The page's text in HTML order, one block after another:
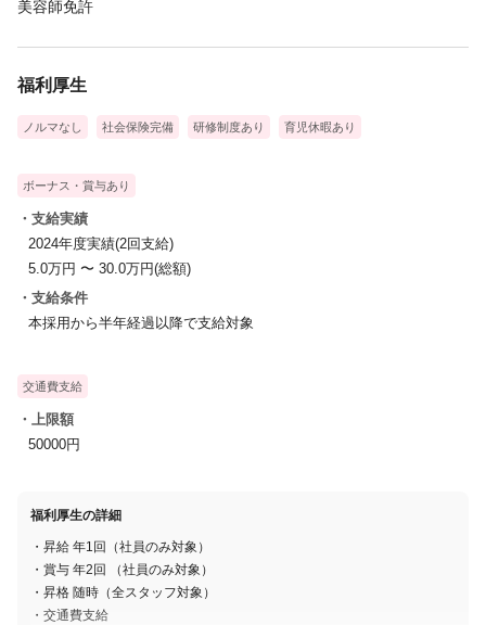
美容師免許
福利厚生
ノルマなし 社会保険完備 研修制度あり 育児休暇あり
ボーナス・賞与あり
・支給実績
2024年度実績(2回支給)
5.0万円 〜 30.0万円(総額)
・支給条件
本採用から半年経過以降で支給対象
交通費支給
・上限額
50000円
福利厚生の詳細
・昇給 年1回（社員のみ対象）
・賞与 年2回 （社員のみ対象）
・昇格 随時（全スタッフ対象）
・交通費支給